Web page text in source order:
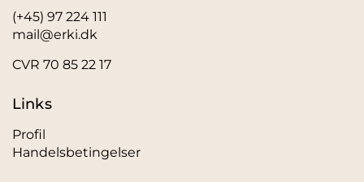
(+45) 97 224 111
mail@erki.dk
CVR 70 85 22 17
Links
Profil
Handelsbetingelser